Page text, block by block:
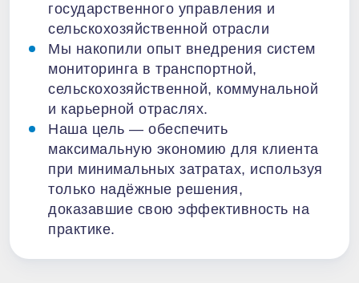
государственного управления и
сельскохозяйственной отрасли
Мы накопили опыт внедрения систем
мониторинга в транспортной,
сельскохозяйственной, коммунальной
и карьерной отраслях.
Наша цель — обеспечить
максимальную экономию для клиента
при минимальных затратах, используя
только надёжные решения,
доказавшие свою эффективность на
практике.